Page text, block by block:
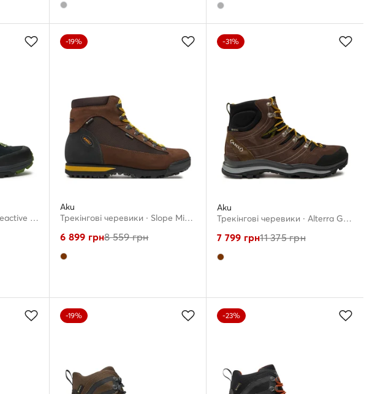
Трекінгові черевики · Reactive Gtx GORE-TEX 668 · Сірий
-19%
Aku
Трекінгові черевики · Slope Micro Gtx GORE-TEX 885.10 · Коричневий
6 899 грн8 559грн
-31%
Aku
Трекінгові черевики · Alterra Gtx GORE-TEX 402 · Коричневий
7 799 грн11 375грн
-19% -23%